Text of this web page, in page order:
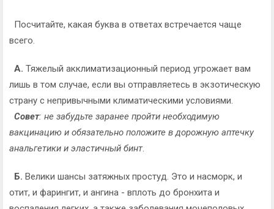
Посчитайте, какая буква в ответах встречается чаще
всего.
А. Тяжелый акклиматизационный период угрожает вам
лишь в том случае, если вы отправляетесь в экзотическую
страну с непривычными климатическими условиями.
Совет: не забудьте заранее пройти необходимую
вакцинацию и обязательно положите в дорожную аптечку
анальгетики и эластичный бинт.
Б. Велики шансы затяжных простуд. Это и насморк, и
отит, и фарингит, и ангина - вплоть до бронхита и